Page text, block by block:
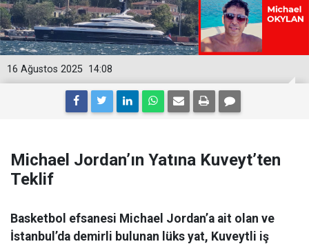
14:08
16 Ağustos 2025
Michael Jordan’ın Yatına Kuveyt’ten
Teklif
Basketbol efsanesi Michael Jordan’a ait olan ve
İstanbul’da demirli bulunan lüks yat, Kuveytli iş